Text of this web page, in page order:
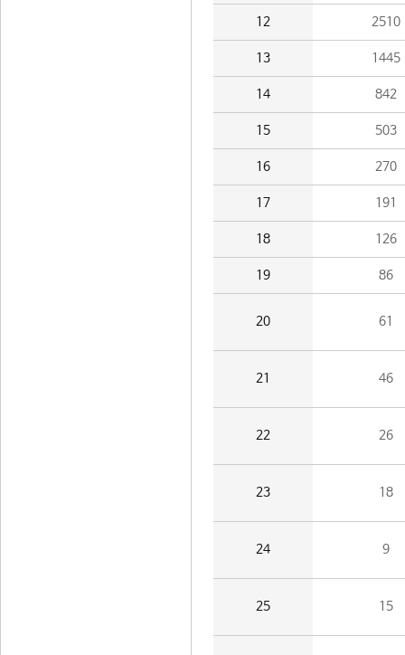
12 2510
13 1445
14 842
15 503
16 270
17 191
18 126
19 86
20 61
21 46
22 26
23 18
24 9
25 15